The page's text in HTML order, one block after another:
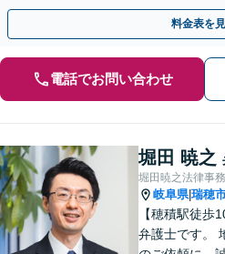
案についても対応させていただきます。
料金表を
電話でお問い合わせ
堀田 暁之
堀田暁之法律事
岐阜県|瑞穂
【穂積駅徒歩
弁護士です。